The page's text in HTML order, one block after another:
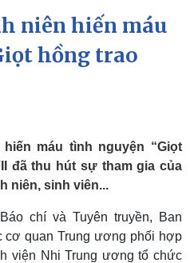
Xã hội
Tin 24h
Dự báo thời tiết
niên hiến máu
hồng trao
máu tình nguyện “Giọt
đã thu hút sự tham gia của
niên, sinh viên...
chí và Tuyên truyền, Ban
quan Trung ương phối hợp
viện Nhi Trung ương tổ chức